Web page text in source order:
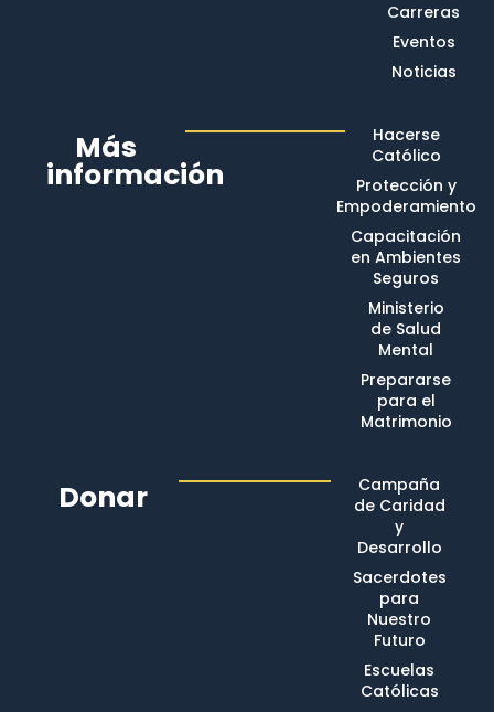
Carreras
Eventos
Noticias
Más
información
Hacerse
Católico
Protección y
Empoderamiento
Capacitación
en Ambientes
Seguros
Ministerio
de Salud
Mental
Prepararse
para el
Matrimonio
Donar
Campaña
de Caridad
y
Desarrollo
Sacerdotes
para
Nuestro
Futuro
Escuelas
Católicas